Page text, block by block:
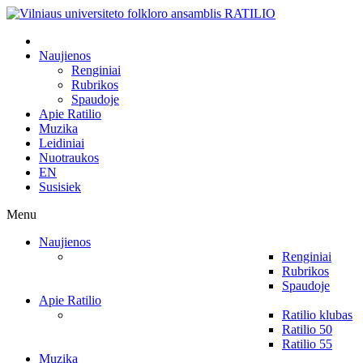
Naujienos
Renginiai
Rubrikos
Spaudoje
Apie Ratilio
Muzika
Leidiniai
Nuotraukos
EN
Susisiek
Menu
Naujienos
Renginiai
Rubrikos
Spaudoje
Apie Ratilio
Ratilio klubas
Ratilio 50
Ratilio 55
Muzika